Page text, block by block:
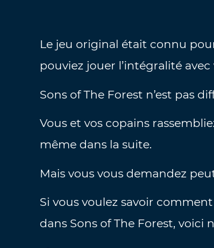
Le jeu original était connu
pouviez jouer l’intégralité avec
Sons of The Forest n’est pas
Vous et vos copains
même dans la suite.
Mais vous vous demandez
Si vous voulez savoir
dans Sons of The Forest,